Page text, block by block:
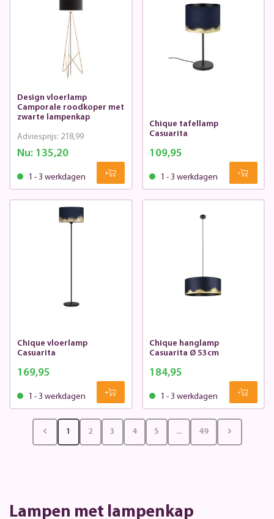
Design vloerlamp
Camporale roodkoper met
zwarte lampenkap
Nu:135,20
Adviesprijs: 218,99
1 - 3 werkdagen
Chique tafellamp
Casuarita
109,95
1 - 3 werkdagen
Chique vloerlamp
Casuarita
169,95
1 - 3 werkdagen
Chique hanglamp
Casuarita Ø 53cm
184,95
1 - 3 werkdagen
1 2 3 4 5 ... 49
Lampen met lampenkap